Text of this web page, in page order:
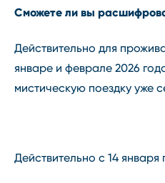
Сможете ли вы
Действительно для
январе и феврале 2026
мистическую поездку уже
Действительно с 14 января